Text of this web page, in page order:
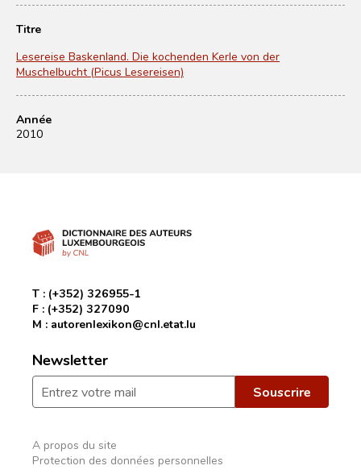
Titre
Lesereise Baskenland. Die kochenden Kerle von der
Muschelbucht (Picus Lesereisen)
Année
2010
T : (+352) 326955-1
F : (+352) 327090
M : autorenlexikon@cnl.etat.lu
Newsletter
A propos du site
Protection des données personnelles